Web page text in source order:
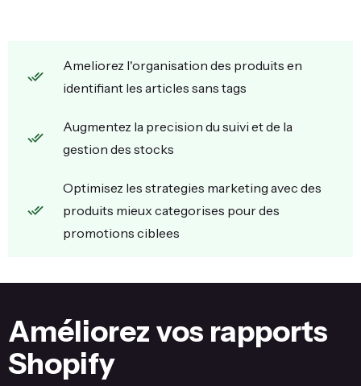
Ameliorez l'organisation des produits en
identifiant les articles sans tags
Augmentez la precision du suivi et de la
gestion des stocks
Optimisez les strategies marketing avec des
produits mieux categorises pour des
promotions ciblees
Améliorez vos rapports
Shopify